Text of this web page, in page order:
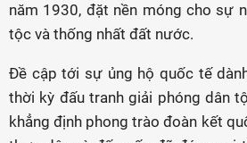
năm 1930, đặt nền móng cho sự
tộc và thống nhất đất nước.
Đề cập tới sự ủng hộ quốc tế
thời kỳ đấu tranh giải phóng dân
khẳng định phong trào đoàn kết